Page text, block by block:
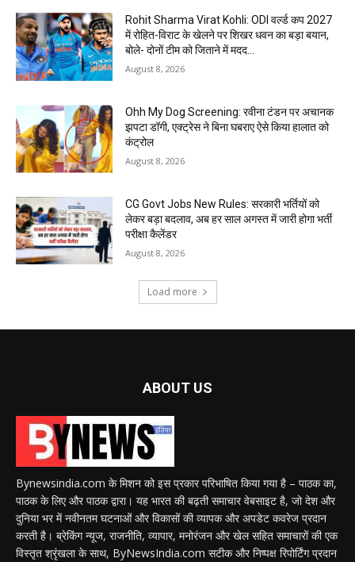
Rohit Sharma Virat Kohli: ODI वर्ल्ड कप 2027
में रोहित-विराट के खेलने पर शिखर धवन का बड़ा बयान,
बोले- दोनों टीम को जिताने में मदद...
August 8, 2026
Ohh My Dog Screening: रवीना टंडन पर अचानक
झपटा डॉगी, एक्ट्रेस ने बिना घबराए ऐसे किया हालात को
कंट्रोल
August 8, 2026
CG Govt Jobs New Rules: सरकारी भर्तियों को
लेकर बड़ा बदलाव, अब हर साल अगस्त में जारी होगा भर्ती
परीक्षा कैलेंडर
August 8, 2026
Load more
ABOUT US
Bynewsindia.com के मिशन को इस प्रकार परिभाषित किया गया है – पाठक का,
पाठक के लिए और पाठक द्वारा। यह भारत की बढ़ती समाचार वेबसाइट है, जो देश और
दुनिया भर में नवीनतम घटनाओं और विकासों की व्यापक और अपडेट कवरेज प्रदान
करती है। ब्रेकिंग न्यूज, राजनीति, व्यापार, मनोरंजन और खेल सहित समाचारों की एक
विस्तृत श्रृंखला के साथ, ByNewsIndia.com सटीक और निष्पक्ष रिपोर्टिंग प्रदान